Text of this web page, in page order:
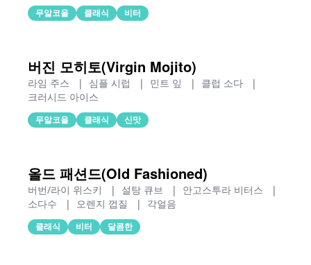
무알코올 클래식 비터
버진 모히토(Virgin Mojito)
라임 주스 | 심플 시럽 | 민트 잎 | 클럽 소다
|
크러시드 아이스
무알코올 클래식 신맛
올드 패션드(Old Fashioned)
버번/라이 위스키 | 설탕 큐브 | 안고스투라 비터스
|
소다수
| 오렌지 껍질 | 각얼음
클래식 비터 달콤한